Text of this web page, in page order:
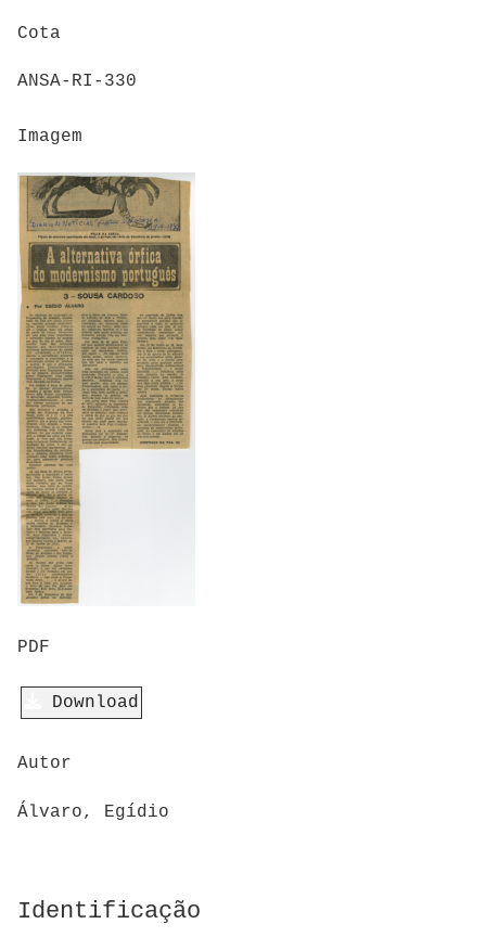
Cota
ANSA-RI-330
Imagem
PDF
Download
Autor
Álvaro, Egídio
Identificação